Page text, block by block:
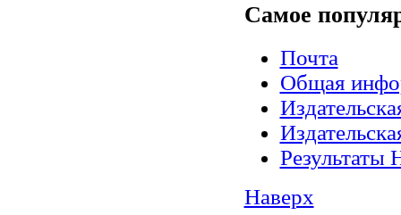
Самое
Почта
Общая
Наверх